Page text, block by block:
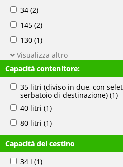
34 (2)
145 (2)
130 (1)
Visualizza altro
Capacità contenitore:
35 litri (diviso in due, con
serbatoio di destinazione) (1)
40 litri (1)
80 litri (1)
Capacità del cestino
34 l (1)